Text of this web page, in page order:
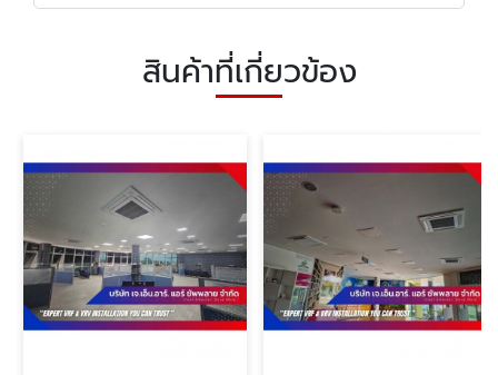
สินค้าที่เกี่ยวข้อง